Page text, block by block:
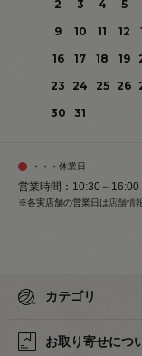
2
3 4 5
9
10 11 12
16
17 18 19
23
24 25 26
30
31
・・・休業日
営業時間：10:30～16:00
※各実店舗の営業日は 店舗情
カテゴリ
お取り寄せにつ